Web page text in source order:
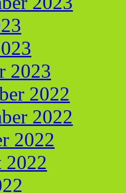
2023
2022
2022
2022
2022